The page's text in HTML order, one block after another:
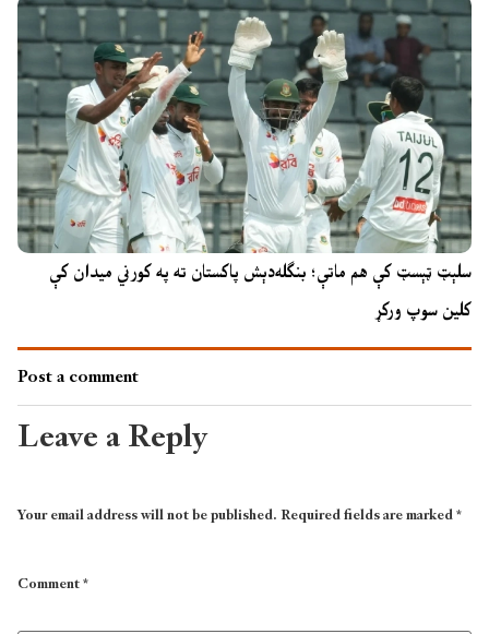
سلېټ ټېسټ کې هم ماتې؛ بنګله‌دېش پاکستان ته په کورني میدان کې
کلین سوپ ورکړ
Post a comment
Leave a Reply
Your email address will not be published.Required fields are marked*
Comment*